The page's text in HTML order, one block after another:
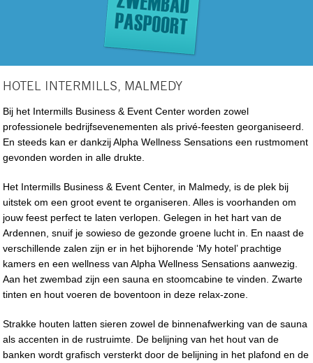
HOTEL INTERMILLS, MALMEDY
Bij het Intermills Business & Event Center worden zowel
professionele bedrijfsevenementen als privé-feesten georganiseerd.
En steeds kan er dankzij Alpha Wellness Sensations een rustmoment
gevonden worden in alle drukte.
Het Intermills Business & Event Center, in Malmedy, is de plek bij
uitstek om een groot event te organiseren. Alles is voorhanden om
jouw feest perfect te laten verlopen. Gelegen in het hart van de
Ardennen, snuif je sowieso de gezonde groene lucht in. En naast de
verschillende zalen zijn er in het bijhorende ‘My hotel’ prachtige
kamers en een wellness van Alpha Wellness Sensations aanwezig.
Aan het zwembad zijn een sauna en stoomcabine te vinden. Zwarte
tinten en hout voeren de boventoon in deze relax-zone.
Strakke houten latten sieren zowel de binnenafwerking van de sauna
als accenten in de rustruimte. De belijning van het hout van de
banken wordt grafisch versterkt door de belijning in het plafond en de